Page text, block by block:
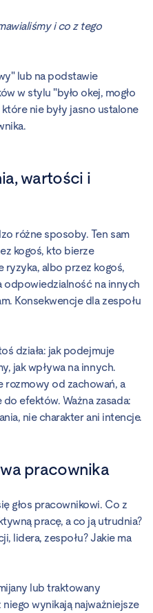
i co z tego
lub na podstawie
w stylu "było okej, mogło
nie były jasno ustalone
wartości i
różne sposoby. Ten sam
kogoś, kto bierze
albo przez kogoś,
odpowiedzialność na innych
Konsekwencje dla zespołu
działa: jak podejmuje
jak wpływa na innych.
rozmowy od zachowań, a
efektów. Ważna zasada:
nie charakter ani intencje.
pracownika
głos pracownikowi. Co z
pracę, a co ją utrudnia?
lidera, zespołu? Jakie ma
lub traktowany
wynikają najważniejsze